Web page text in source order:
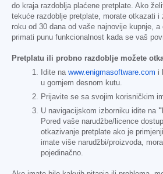
do kraja razdoblja plaćene pretplate. Ako
tekuće razdoblje pretplate, morate otkazati
roku od 30 dana od vaše najnovije kupnje,
primati punu funkcionalnost kada se vaš
Pretplatu ili probno razdoblje možete
Idite na www.enigmasoftware.com i
u gornjem desnom kutu.
Prijavite se sa svojim korisničkim
U navigacijskom izborniku idite na
Pored vaše narudžbe/licence
otkazivanje pretplate ako je
imate više narudžbi/proizvoda,
pojedinačno.